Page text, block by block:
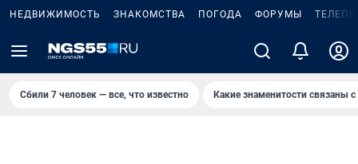
НЕДВИЖИМОСТЬ ЗНАКОМСТВА ПОГОДА ФОРУМЫ
Сбили 7 человек — все, что известно Какие знаменитости связаны